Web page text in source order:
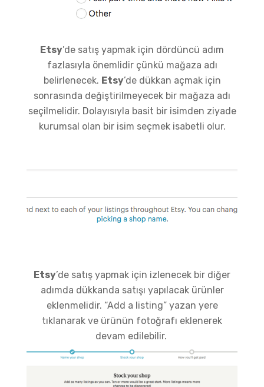
Etsy’de satış yapmak için dördüncü adım
fazlasıyla önemlidir çünkü mağaza adı
belirlenecek. Etsy’de dükkan açmak için
sonrasında değiştirilmeyecek bir mağaza adı
seçilmelidir. Dolayısıyla basit bir isimden ziyade
kurumsal olan bir isim seçmek isabetli olur.
Etsy’de satış yapmak için izlenecek bir diğer
adımda dükkanda satışı yapılacak ürünler
eklenmelidir. “Add a listing” yazan yere
tıklanarak ve ürünün fotoğrafı eklenerek
devam edilebilir.